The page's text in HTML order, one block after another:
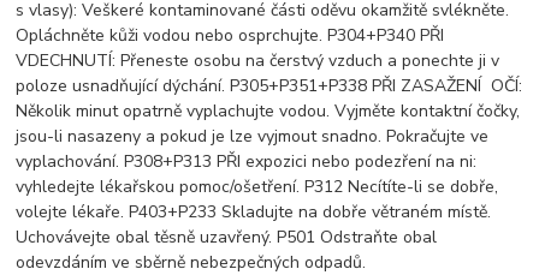
s vlasy): Veškeré kontaminované části oděvu okamžitě svlékněte.
Opláchněte kůži vodou nebo osprchujte. P304+P340 PŘI
VDECHNUTÍ: Přeneste osobu na čerstvý vzduch a ponechte ji v
poloze usnadňující dýchání. P305+P351+P338 PŘI ZASAŽENÍ OČÍ:
Několik minut opatrně vyplachujte vodou. Vyjměte kontaktní čočky,
jsou-li nasazeny a pokud je lze vyjmout snadno. Pokračujte ve
vyplachování. P308+P313 PŘI expozici nebo podezření na ni:
vyhledejte lékařskou pomoc/ošetření. P312 Necítíte-li se dobře,
volejte lékaře. P403+P233 Skladujte na dobře větraném místě.
Uchovávejte obal těsně uzavřený. P501 Odstraňte obal
odevzdáním ve sběrně nebezpečných odpadů.